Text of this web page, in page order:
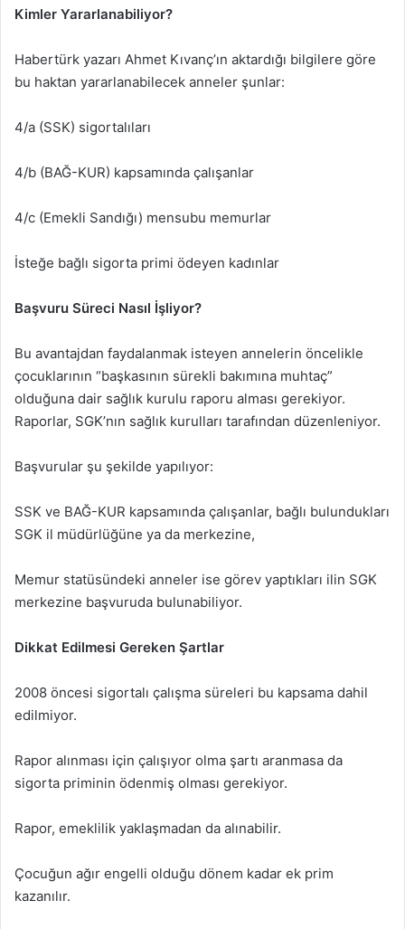
Kimler Yararlanabiliyor?
Habertürk yazarı Ahmet Kıvanç’ın aktardığı bilgilere göre
bu haktan yararlanabilecek anneler şunlar:
4/a (SSK) sigortalıları
4/b (BAĞ-KUR) kapsamında çalışanlar
4/c (Emekli Sandığı) mensubu memurlar
İsteğe bağlı sigorta primi ödeyen kadınlar
Başvuru Süreci Nasıl İşliyor?
Bu avantajdan faydalanmak isteyen annelerin öncelikle
çocuklarının “başkasının sürekli bakımına muhtaç”
olduğuna dair sağlık kurulu raporu alması gerekiyor.
Raporlar, SGK’nın sağlık kurulları tarafından düzenleniyor.
Başvurular şu şekilde yapılıyor:
SSK ve BAĞ-KUR kapsamında çalışanlar, bağlı bulundukları
SGK il müdürlüğüne ya da merkezine,
Memur statüsündeki anneler ise görev yaptıkları ilin SGK
merkezine başvuruda bulunabiliyor.
Dikkat Edilmesi Gereken Şartlar
2008 öncesi sigortalı çalışma süreleri bu kapsama dahil
edilmiyor.
Rapor alınması için çalışıyor olma şartı aranmasa da
sigorta priminin ödenmiş olması gerekiyor.
Rapor, emeklilik yaklaşmadan da alınabilir.
Çocuğun ağır engelli olduğu dönem kadar ek prim
kazanılır.